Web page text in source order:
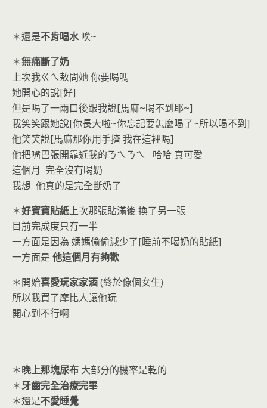
＊還是不肯喝水唉~
＊無痛斷了奶
上次我ㄍㄟ敖問她 你要喝嗎
她開心的說[好]
但是喝了一兩口後跟我說[馬麻~喝不到耶~]
我笑笑跟她說[你長大啦~你忘記要怎麼喝了~所以喝不到]
他笑笑說[馬麻那你用手擠 我在這裡喝]
他把嘴巴張開靠近我的ㄋㄟㄋㄟ 哈哈 真可愛
這個月 完全沒有喝奶
我想 他真的是完全斷奶了
＊好寶寶貼紙上次那張貼滿後 換了另一張
目前完成度只有一半
一方面是因為 媽媽偷偷減少了[睡前不喝奶的貼紙]
一方面是 他這個月有夠歡
＊開始喜愛玩家家酒(終於像個女生)
所以我買了摩比人讓他玩
開心到不行啊
＊晚上那塊尿布 大部分的機率是乾的
＊牙齒完全治療完畢
＊還是不愛睡覺